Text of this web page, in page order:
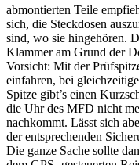
abmontierten Teile
sich, die Steckdosen
sind, wo sie hingehören.
Klammer am Grund der
Vorsicht: Mit der
einfahren, bei
Spitze gibt’s einen
die Uhr des MFD nicht
nachkommt. Lässt sich
der entsprechenden
Die ganze Sache sollte